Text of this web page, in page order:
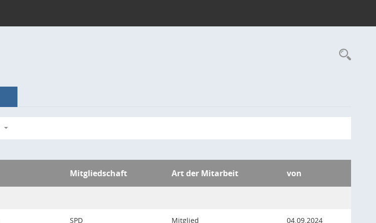
Mitgliedschaft Art der Mitarbeit von
SPD Mitglied 04.09.2024